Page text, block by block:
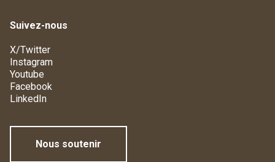
Suivez-nous
X/Twitter
Instagram
Youtube
Facebook
LinkedIn
Nous soutenir